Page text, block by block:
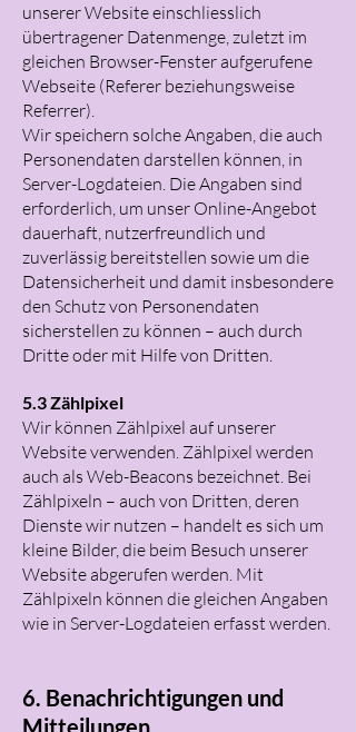
unserer Website einschliesslich
übertragener Datenmenge, zuletzt im
gleichen Browser-Fenster aufgerufene
Webseite (Referer beziehungsweise
Referrer).
Wir speichern solche Angaben, die auch
Personendaten darstellen können, in
Server-Logdateien. Die Angaben sind
erforderlich, um unser Online-Angebot
dauerhaft, nutzerfreundlich und
zuverlässig bereitstellen sowie um die
Datensicherheit und damit insbesondere
den Schutz von Personendaten
sicherstellen zu können – auch durch
Dritte oder mit Hilfe von Dritten.
5.3 Zählpixel
Wir können Zählpixel auf unserer
Website verwenden. Zählpixel werden
auch als Web-Beacons bezeichnet. Bei
Zählpixeln – auch von Dritten, deren
Dienste wir nutzen – handelt es sich um
kleine Bilder, die beim Besuch unserer
Website abgerufen werden. Mit
Zählpixeln können die gleichen Angaben
wie in Server-Logdateien erfasst werden.
6. Benachrichtigungen und
Mitteilungen